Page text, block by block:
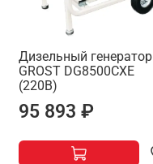
Дизельный генератор
GROST DG8500CXE
(220В)
95 893 ₽